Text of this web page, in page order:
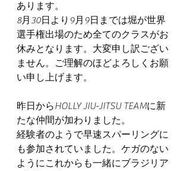
あります。
8月30日より9月9日までは堀が世界
選手権出場のため全てのクラスがお
休みとなります。大変申し訳ござい
ません。ご理解のほどよろしくお願
い申し上げます。
昨日からHOLLY JIU-JITSU TEAMに新
たな仲間が加わりました。
経験者のようで早速スパーリングに
も参加されていました。ケガのない
ようにこれからも一緒にブラジリア